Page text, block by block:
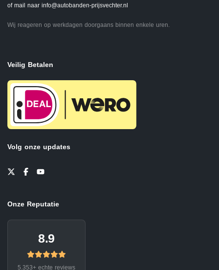
of mail naar info@autobanden-prijsvechter.nl
Wij reageren op werkdagen doorgaans binnen enkele uren.
Veilig Betalen
Volg onze updates
Onze Reputatie
8.9
5.353+ echte reviews